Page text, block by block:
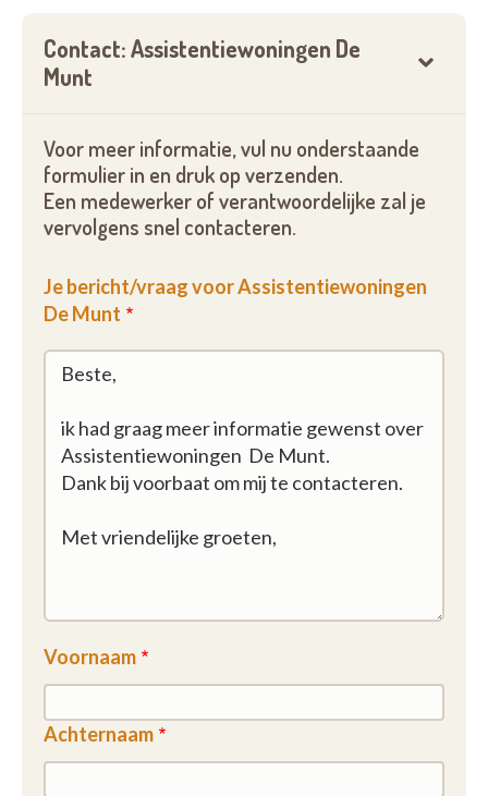
onderzoeken of u in aanmerking komt voor een
huurpremie.
Contact: Assistentiewoningen De
Munt
Voor meer informatie, vul nu onderstaande
formulier in en druk op verzenden.
Een medewerker of verantwoordelijke zal je
vervolgens snel contacteren.
Je bericht/vraag voor Assistentiewoningen
De Munt
Voornaam
Achternaam